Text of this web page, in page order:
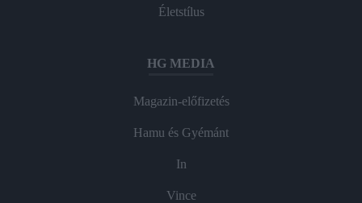
Életstílus
HG MEDIA
Magazin-előfizetés
Hamu és Gyémánt
In
Vince